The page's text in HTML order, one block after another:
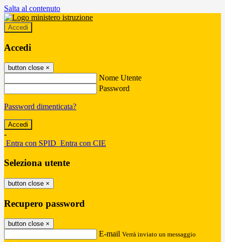
Salta al contenuto
Accedi
Accedi
button close ×
Nome Utente
Password
Password dimenticata?
-
Entra con SPID Entra con CIE
Seleziona utente
button close ×
Recupero password
button close ×
E-mail Verrà inviato un messaggio